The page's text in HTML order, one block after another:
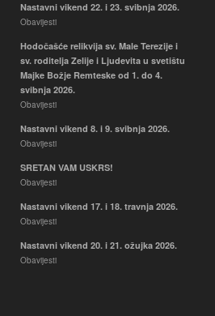
Nastavni vikend 22. i 23. svibnja 2026.
Obavijesti
Hodočašće relikvija sv. Male Terezije i
sv. roditelja Zelije i Ljudevita u svetištu
Majke Božje Remteske od 1. do 4.
svibnja 2026.
Obavijesti
Nastavni vikend 8. i 9. svibnja 2026.
Obavijesti
SRETAN VAM USKRS!
Obavijesti
Nastavni vikend 17. i 18. travnja 2026.
Obavijesti
Nastavni vikend 20. i 21. ožujka 2026.
Obavijesti